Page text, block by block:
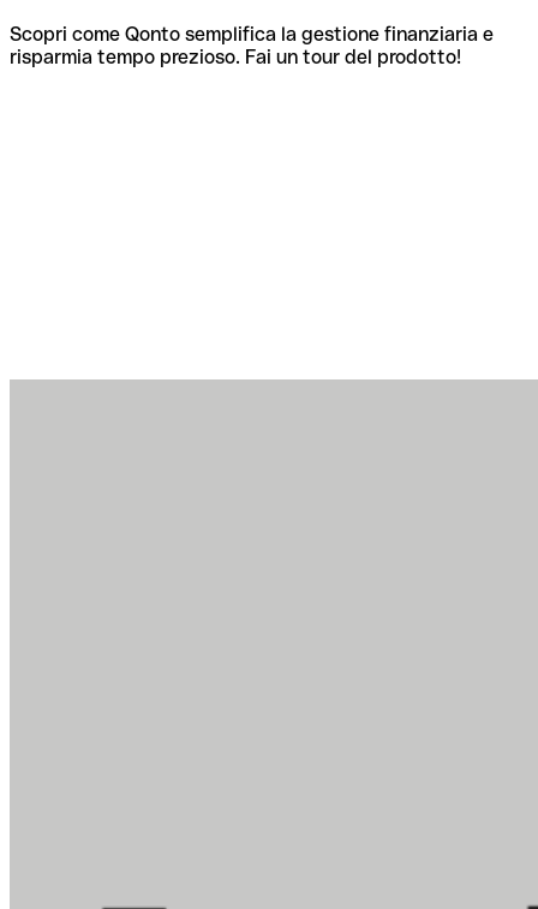
Scopri come Qonto semplifica la gestione finanziaria e
risparmia tempo prezioso. Fai un tour del prodotto!